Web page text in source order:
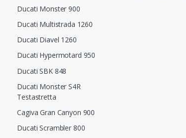
Ducati Monster 900
Ducati Multistrada 1260
Ducati Diavel 1260
Ducati Hypermotard 950
Ducati SBK 848
Ducati Monster S4R
Testastretta
Cagiva Gran Canyon 900
Ducati Scrambler 800